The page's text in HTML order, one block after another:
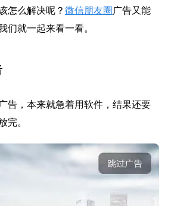
怎么解决呢？ 微信朋友圈 广告又能
们就一起来看一看。
告，本来就急着用软件，结果还要
完。